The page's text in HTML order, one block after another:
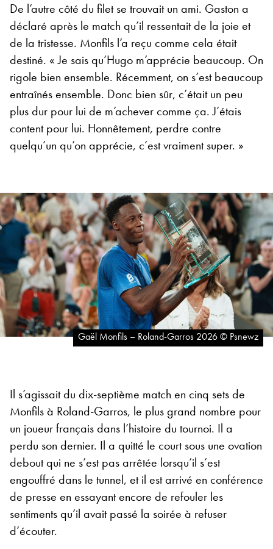
De l’autre côté du filet se trouvait un ami. Gaston a
déclaré après le match qu’il ressentait de la joie et
de la tristesse. Monfils l’a reçu comme cela était
destiné. « Je sais qu’Hugo m’apprécie beaucoup. On
rigole bien ensemble. Récemment, on s’est beaucoup
entraînés ensemble. Donc bien sûr, c’était un peu
plus dur pour lui de m’achever comme ça. J’étais
content pour lui. Honnêtement, perdre contre
quelqu’un qu’on apprécie, c’est vraiment super. »
Gaël Monfils – Roland-Garros 2026 © Psnewz
Il s’agissait du dix-septième match en cinq sets de
Monfils à Roland-Garros, le plus grand nombre pour
un joueur français dans l’histoire du tournoi. Il a
perdu son dernier. Il a quitté le court sous une ovation
debout qui ne s’est pas arrêtée lorsqu’il s’est
engouffré dans le tunnel, et il est arrivé en conférence
de presse en essayant encore de refouler les
sentiments qu’il avait passé la soirée à refuser
d’écouter.